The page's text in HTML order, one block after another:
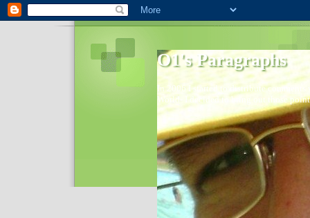
O1's Paragraphs
In 2006 I started to distribute
World- I decided to bring out those